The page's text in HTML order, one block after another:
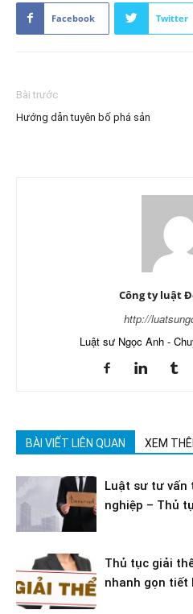
Facebook Twitter
Bài trước
Hướng dẫn tuyên bố phá sản
Công ty luật
http://
Luật sư Ngọc Anh -
BÀI VIẾT LIÊN QUAN XEM
Luật sư tư vấn
nghiệp – Thủ
Thủ tục giải
nhanh gọn tiết